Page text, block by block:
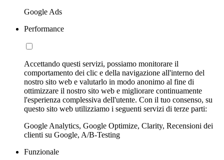
Google Ads
Performance
Accettando questi servizi, possiamo monitorare il
comportamento dei clic e della navigazione all'interno del
nostro sito web e valutarlo in modo anonimo al fine di
ottimizzare il nostro sito web e migliorare continuamente
l'esperienza complessiva dell'utente. Con il tuo consenso, su
questo sito web utilizziamo i seguenti servizi di terze parti:
Google Analytics, Google Optimize, Clarity, Recensioni dei
clienti su Google, A/B-Testing
Funzionale